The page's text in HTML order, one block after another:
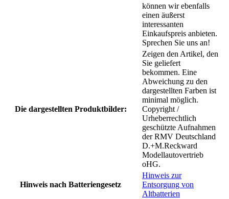
können wir ebenfalls
einen äußerst
interessanten
Einkaufspreis anbieten.
Sprechen Sie uns an!
Die dargestellten Produktbilder:
Zeigen den Artikel, den
Sie geliefert
bekommen. Eine
Abweichung zu den
dargestellten Farben ist
minimal möglich.
Copyright /
Urheberrechtlich
geschützte Aufnahmen
der RMV Deutschland
D.+M.Reckward
Modellautovertrieb
oHG.
Hinweis nach Batteriengesetz
Hinweis zur
Entsorgung von
Altbatterien